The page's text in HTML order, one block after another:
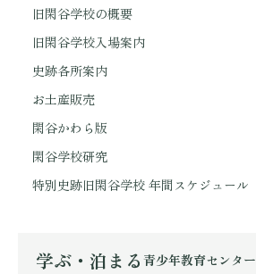
旧閑谷学校の概要
旧閑谷学校入場案内
史跡各所案内
お土産販売
閑谷かわら版
閑谷学校研究
特別史跡旧閑谷学校 年間スケジュール
学ぶ・泊まる 青少年教育センター